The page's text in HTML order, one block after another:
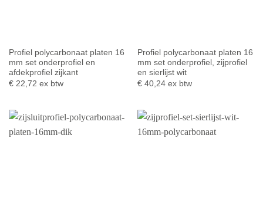
Profiel polycarbonaat platen 16
mm set onderprofiel en
afdekprofiel zijkant
€22,72 ex btw
Profiel polycarbonaat platen 16
mm set onderprofiel, zijprofiel
en sierlijst wit
€40,24 ex btw